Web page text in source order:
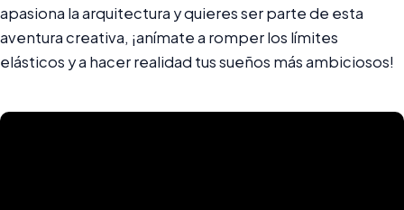
apasiona la arquitectura y quieres ser parte de esta
aventura creativa, ¡anímate a romper los límites
elásticos y a hacer realidad tus sueños más ambiciosos!